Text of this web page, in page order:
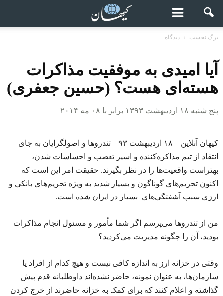
برگ نخست دیدگاه
آیا امیدی به موفقیت مذاکرات
هسته‌ای هست؟ (حسین جعفری)
پنج شنبه ۱۸ اردیبهشت ۱۳۹۳ برابر با ۰۸ مه ۲۰۱۴
کیهان آنلاین – ۱۸ اردیبهشت ۹۳ – تندروها و اصولگرایان به جای
انتقاد از تیم مذاکره‌کننده و اسیر تعصب و احساسات شدن،
بهتراست واقعیت‌ها را در نظر بگیرند. حقیقت امر این است که
اکنون تحریم‌های گوناگون و بسیار شدید به ویژه تحریم‌های بانکی و
ارزی سبب آشفتگی‌های بسیار در ایران شده است.
من از تندروها می‌پرسم اگر شما مأمور و مسئول انجام مذاکرات
بودید، آن را چگونه مدیریت می‌کردید؟
وقتی در خزانه ارز به اندازه کافی نیست و هیچ کدام از افراد یا
سازمان‌ها، به عنوان نمونه، حاضر نشده‌اند داوطلبانه قدم پیش
گذاشته و اعلام کنند که برای کمک به خزانه حاضرند از خرج کردن